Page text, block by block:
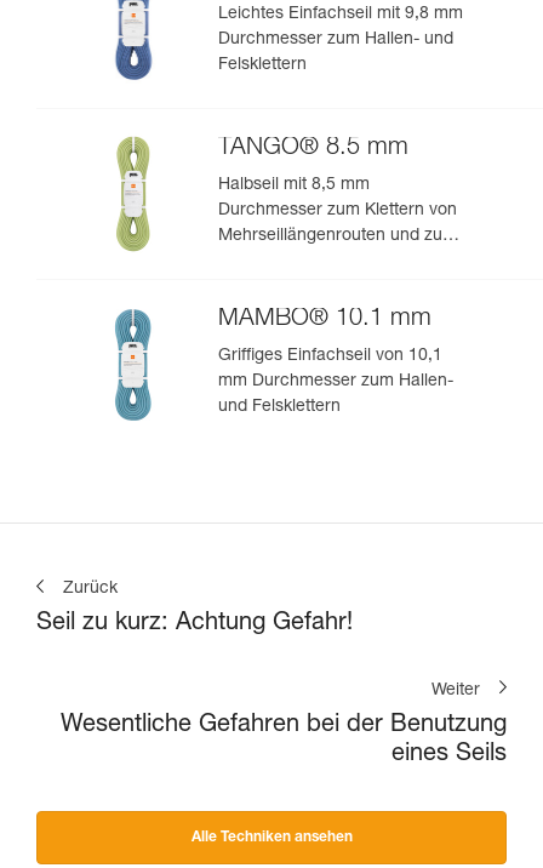
Leichtes Einfachseil mit 9,8 mm
Durchmesser zum Hallen- und
Felsklettern
TANGO® 8.5 mm
Halbseil mit 8,5 mm
Durchmesser zum Klettern von
Mehrseillängenrouten und zum
MAMBO® 10.1 mm
Griffiges Einfachseil von 10,1
mm Durchmesser zum Hallen-
und Felsklettern
Zurück
Seil zu kurz: Achtung Gefahr!
Weiter
Wesentliche Gefahren bei der Benutzung
eines Seils
Alle Techniken ansehen